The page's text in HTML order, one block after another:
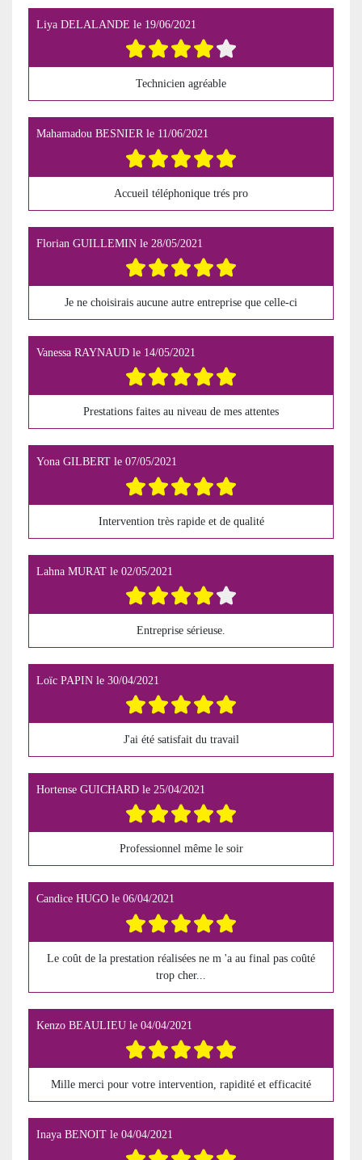
Liya DELALANDE le 19/06/2021
Technicien agréable
Mahamadou BESNIERle 11/06/2021
Accueil téléphonique trés pro
Florian GUILLEMIN le 28/05/2021
Je ne choisirais aucune autre entreprise que celle-ci
Vanessa RAYNAUD le 14/05/2021
Prestations faites au niveau de mes attentes
Yona GILBERT le 07/05/2021
Intervention très rapide et de qualité
Lahna MURAT le 02/05/2021
Entreprise sérieuse.
Loïc PAPIN le 30/04/2021
J'ai été satisfait du travail
Hortense GUICHARD le 25/04/2021
Professionnel même le soir
Candice HUGO le 06/04/2021
Le coût de la prestation réalisées ne m 'a au final pas coûté
trop cher...
Kenzo BEAULIEU le 04/04/2021
Mille merci pour votre intervention, rapidité et efficacité
Inaya BENOIT le 04/04/2021